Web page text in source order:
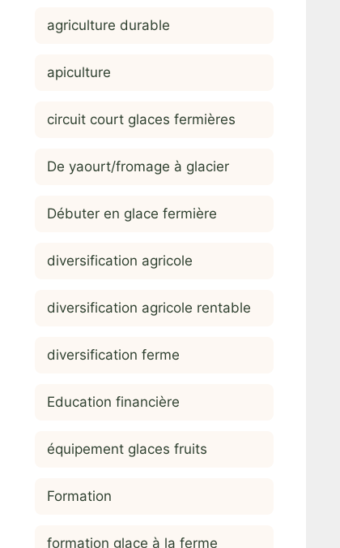
agriculture durable
apiculture
circuit court glaces fermières
De yaourt/fromage à glacier
Débuter en glace fermière
diversification agricole
diversification agricole rentable
diversification ferme
Education financière
équipement glaces fruits
Formation
formation glace à la ferme